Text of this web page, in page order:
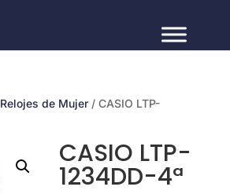
Relojes de Mujer/ CASIO LTP-
CASIO LTP-
1234DD-4ª